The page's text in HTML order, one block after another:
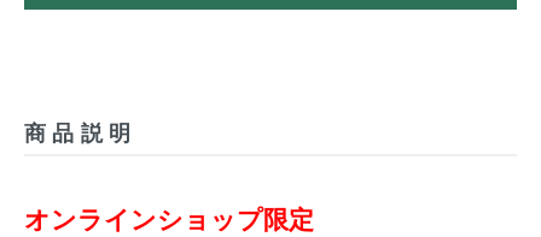
商品説明
オンラインショップ限定